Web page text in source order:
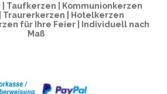
| Taufkerzen | Kommunionkerzen
Traurerkerzen | Hotelkerzen
für Ihre Feier | Individuell nach
Maß